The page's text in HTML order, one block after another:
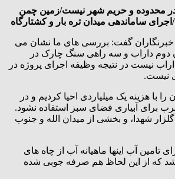
محدوده و حریم شهر نیست/زمین چمن
ساماندهی میدان تره بار و کشتارگاه
خبرنگاران گفت: بررسی های ما نشان می
دوم داراب و سه راهی سنگ چارک در
نیست در نتیجه وظیفه اجرای پروژه در
نیست.
با هزینه یک میلیاردی احیا کردیم و در
برای آبیاری فضای سبز استفاده نشود.
شهدا، و بخشی از میدان الله و جنوب
تامین آب اینها ماهیانه آب از چاه های
که از این لحاظ هم صرفه جوبی شده